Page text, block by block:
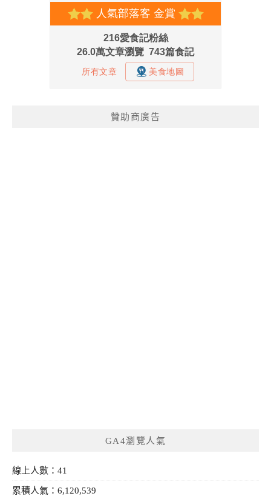
贊助商廣告
GA4瀏覽人氣
線上人數：41
累積人氣：6,120,539